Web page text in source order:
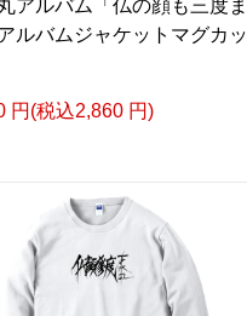
アルバム「仏の顔も三度ま
ルバムジャケットマグカッ
円(税込2,860 円)